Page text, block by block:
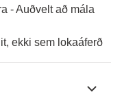
- Auðvelt að mála
ekki sem lokaáferð